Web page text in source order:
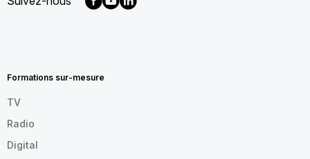
FR
Formations sur-mesure
TV
Radio
Digital